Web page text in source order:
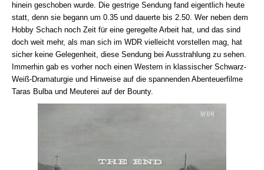
hinein geschoben wurde. Die gestrige Sendung fand eigentlich heute
statt, denn sie begann um 0.35 und dauerte bis 2.50. Wer neben dem
Hobby Schach noch Zeit für eine geregelte Arbeit hat, und das sind
doch weit mehr, als man sich im WDR vielleicht vorstellen mag, hat
sicher keine Gelegenheit, diese Sendung bei Ausstrahlung zu sehen.
Immerhin gab es vorher noch einen Western in klassischer Schwarz-
Weiß-Dramaturgie und Hinweise auf die spannenden Abenteuerfilme
Taras Bulba und Meuterei auf der Bounty.